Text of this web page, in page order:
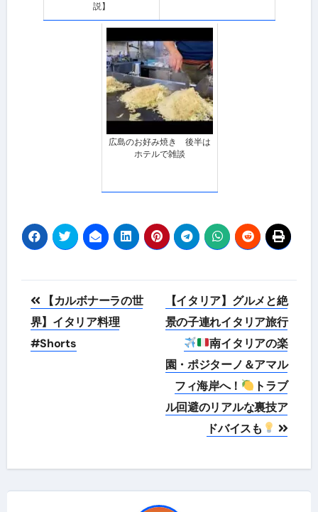
説】
広島のお好み焼き 後半は
ホテルで雑談
投
稿
ナ
シ
ョ
【カルボナーラの世
界】イタリア料理
#Shorts
【イタリア】グルメと絶
景の子連れイタリア旅行
南イタリアの楽
園・ポジターノ＆アマル
フィ海岸へ！
トラブ
ル回避のリアルな裏技ア
ドバイスも